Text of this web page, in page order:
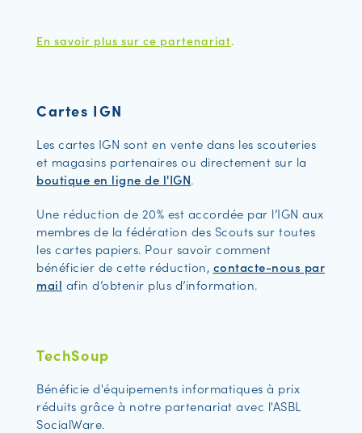
En savoir plus sur ce partenariat.
Cartes IGN
Les cartes IGN sont en vente dans les scouteries
et magasins partenaires ou directement sur la
boutique en ligne de l'IGN.
Une réduction de 20% est accordée par l’IGN aux
membres de la fédération des Scouts sur toutes
les cartes papiers. Pour savoir comment
bénéficier de cette réduction, contacte-nous par
mail afin d’obtenir plus d’information.
TechSoup
Bénéficie d'équipements informatiques à prix
réduits grâce à notre partenariat avec l'ASBL
SocialWare.